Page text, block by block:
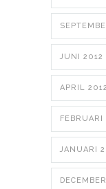
JUNI 2012
APRIL 2012
FEBRUARI
JANUARI